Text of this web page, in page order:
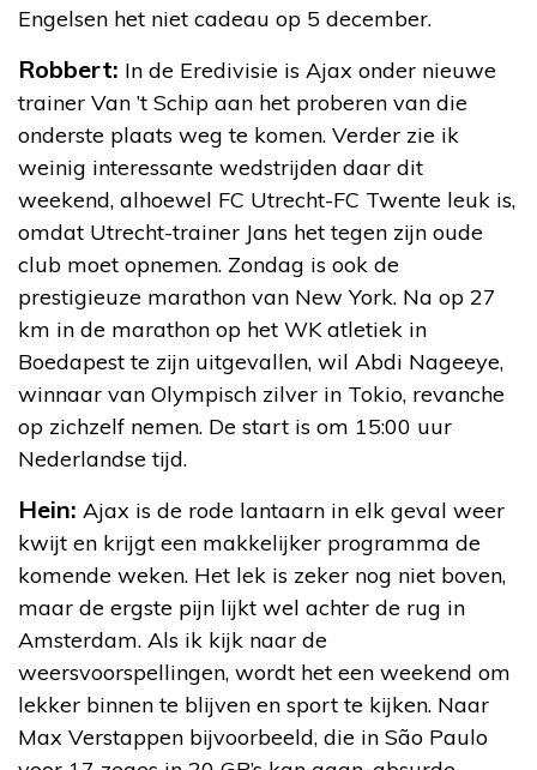
Engelsen het niet cadeau op 5 december.
Robbert: In de Eredivisie is Ajax onder nieuwe
trainer Van ’t Schip aan het proberen van die
onderste plaats weg te komen. Verder zie ik
weinig interessante wedstrijden daar dit
weekend, alhoewel FC Utrecht-FC Twente leuk is,
omdat Utrecht-trainer Jans het tegen zijn oude
club moet opnemen. Zondag is ook de
prestigieuze marathon van New York. Na op 27
km in de marathon op het WK atletiek in
Boedapest te zijn uitgevallen, wil Abdi Nageeye,
winnaar van Olympisch zilver in Tokio, revanche
op zichzelf nemen. De start is om 15:00 uur
Nederlandse tijd.
Hein: Ajax is de rode lantaarn in elk geval weer
kwijt en krijgt een makkelijker programma de
komende weken. Het lek is zeker nog niet boven,
maar de ergste pijn lijkt wel achter de rug in
Amsterdam. Als ik kijk naar de
weersvoorspellingen, wordt het een weekend om
lekker binnen te blijven en sport te kijken. Naar
Max Verstappen bijvoorbeeld, die in São Paulo